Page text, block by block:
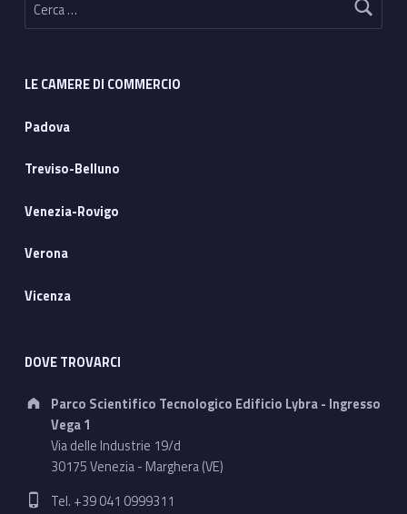
LE CAMERE DI COMMERCIO
Padova
Treviso-Belluno
Venezia-Rovigo
Verona
Vicenza
DOVE TROVARCI
Address:
Parco Scientifico Tecnologico Edificio Lybra - Ingresso
Vega 1
Via delle Industrie 19/d
30175 Venezia - Marghera (VE)
Phone number:
Tel. +39 041 0999311